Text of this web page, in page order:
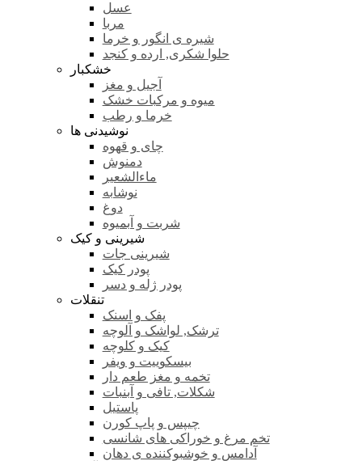
عسل
مربا
شیره ی انگور و خرما
حلوا شکری, ارده و کنجد
خشکبار
آجیل و مغز
میوه و مرکبات خشک
خرما و رطب
نوشیدنی ها
چای و قهوه
دمنوش
ماءالشعیر
نوشابه
دوغ
شربت و آبمیوه
شیرینی و کیک
شیرینی جات
پودر کیک
پودر ژله و دسر
تنقلات
پفک و اسنک
ترشک, لواشک و آلوچه
کیک و کلوچه
بیسکوییت و ویفر
تخمه و مغز طعم دار
شکلات, تافی و آبنبات
پاستیل
چیپس و پاپ کورن
تخم مرغ و خوراکی های شانسی
آدامس و خوشبوکننده ی دهان